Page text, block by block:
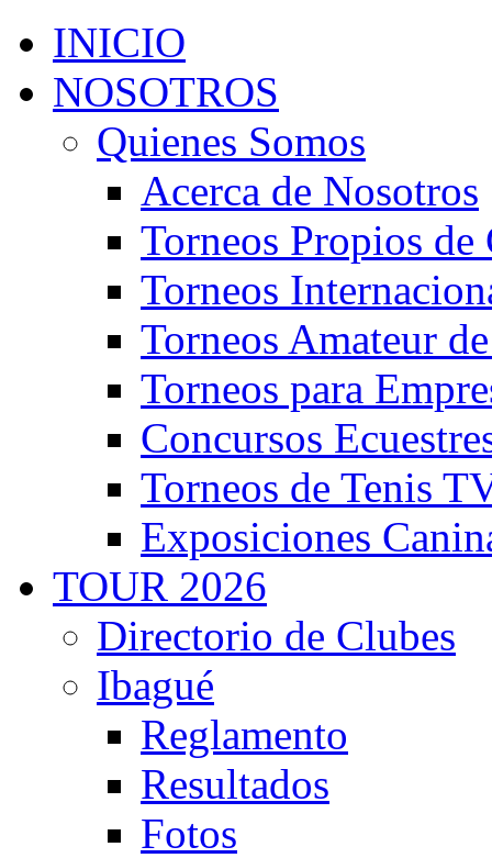
INICIO
NOSOTROS
Quienes Somos
Acerca de Nosotros
Torneos Propios
Torneos
Torneos Amateur
Torneos para
Concursos
Torneos de Tenis
Exposiciones
TOUR 2026
Directorio de Clubes
Ibagué
Reglamento
Resultados
Fotos